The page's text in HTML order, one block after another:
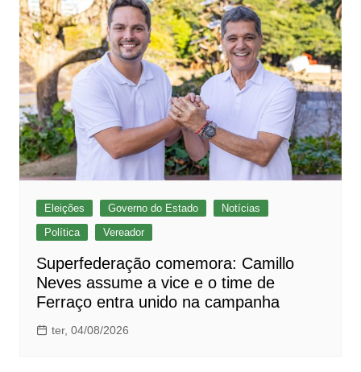
Eleições Governo do Estado
Notícias
Política
Vereador
Superfederação comemora: Camillo
Neves assume a vice e o time de
Ferraço entra unido na campanha
ter, 04/08/2026